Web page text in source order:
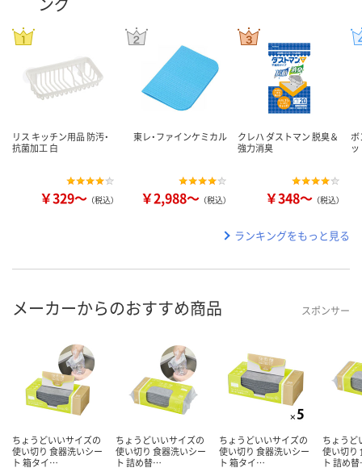
リス キッチン用品 防汚・
抗菌加工 白
￥329～ （税込）
東レ・ファインケミカル
￥2,988～ （税込）
クレハ ダストマン 脱臭＆
強力消臭
￥348～ （税込）
ボ
ランキングをもっと見る
メーカーからのおすすめ商品 スポンサー
ちょうどいいサイズの
使い切り 食器洗いシー
ト 箱タイ…
ちょうどいいサイズの
使い切り 食器洗いシー
ト 詰め替…
ちょうどいいサイズの
使い切り 食器洗いシー
ト 箱タイ…
ちょうど
使い切り
ト 詰め